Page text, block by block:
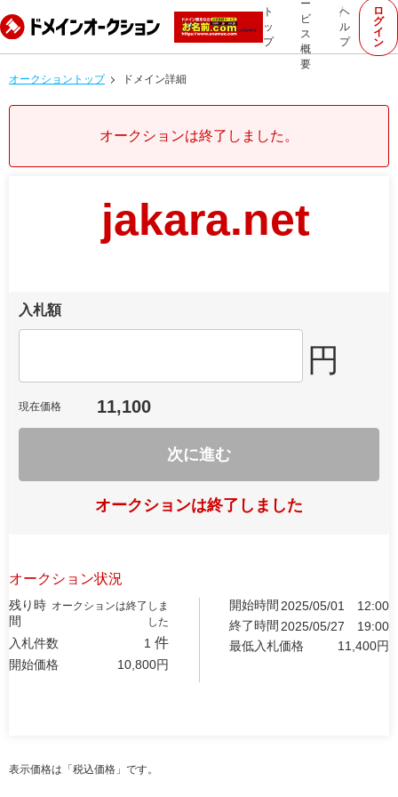
ト
ッ
プ
ー
ビ
ス
概
要
ヘ
ル
プ
ロ
グ
イ
ン
オークショントップ ドメイン詳細
オークションは終了しました。
jakara.net
入札額
円
現在価格 11,100
次に進む
オークションは終了しました
オークション状況
残り時
間
オークションは終了しま
した
入札件数 1 件
開始価格 10,800円
開始時間 2025/05/01
12:00
終了時間 2025/05/27
19:00
最低入札価格
11,400円
表示価格は「税込価格」です。